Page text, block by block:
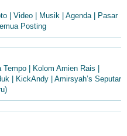
Video Musik Agenda|
Pasar
Posting
Tempo Kolom Amien Rais
KickAndy
Amirsyah’s Seputar